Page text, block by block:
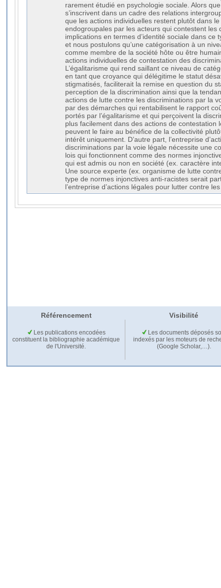
rarement étudié en psychologie sociale. Alors
s’inscrivent dans un cadre des relations
que les actions individuelles restent plutôt dans
endogroupales par les acteurs qui contestent les
implications en termes d’identité sociale dans ce
et nous postulons qu’une catégorisation à un
comme membre de la société hôte ou être
actions individuelles de contestation des
L’égalitarisme qui rend saillant ce niveau de
en tant que croyance qui délégitime le statut
stigmatisés, faciliterait la remise en question du
perception de la discrimination ainsi que la
actions de lutte contre les discriminations par la
par des démarches qui rentabilisent le rapport
portés par l’égalitarisme et qui perçoivent la
plus facilement dans des actions de contestation
peuvent le faire au bénéfice de la collectivité
intérêt uniquement. D’autre part, l’entreprise
discriminations par la voie légale nécessite une
lois qui fonctionnent comme des normes
qui est admis ou non en société (ex. caractère
Une source experte (ex. organisme de lutte
type de normes injonctives anti-racistes serait
l’entreprise d’actions légales pour lutter contre
Référencement Visibilité
Les publications encodées
constituent la bibliographie académique
de l'Université.
Les documents déposés
indexés par les moteurs de
(Google Scholar,…).